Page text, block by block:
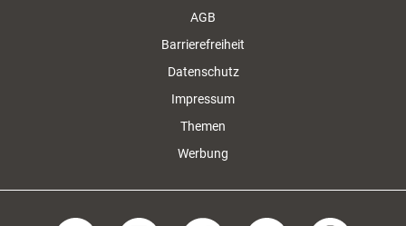
AGB
Barrierefreiheit
Datenschutz
Impressum
Themen
Werbung